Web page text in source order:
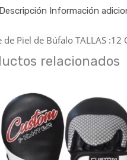
Descripción Información
de Piel de Búfalo TALLAS :12
relacionados